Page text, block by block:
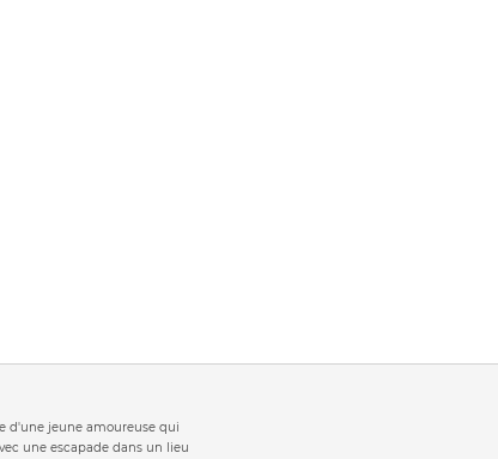
d'une jeune amoureuse qui
une escapade dans un lieu